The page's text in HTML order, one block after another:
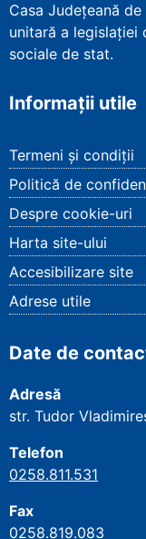
Casa Județeană
unitară a legislației
sociale de stat.
Informații utile
Termeni și condiții
Politică de
Despre cookie-uri
Harta site-ului
Accesibilizare site
Adrese utile
Date de
Adresă
str. Tudor
Telefon
0258.811.531
Fax
0258.819.083